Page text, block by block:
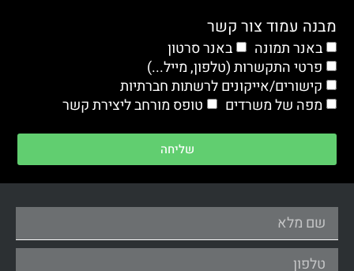
מבנה עמוד צור קשר
באנר תמונה
באנר סרטון
פרטי התקשרות (טלפון, מייל...)
קישורים/אייקונים לרשתות חברתיות
מפה של משרדים
טופס מורחב ליצירת קשר
שליחה